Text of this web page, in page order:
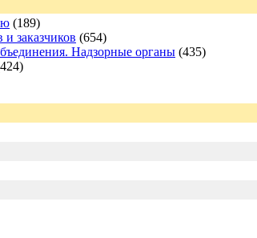
(189)
заказчиков (654)
Надзорные органы (435)